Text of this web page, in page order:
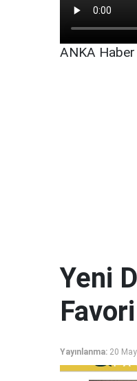
ANKA Haber
Yeni
Yayınlanma: 20